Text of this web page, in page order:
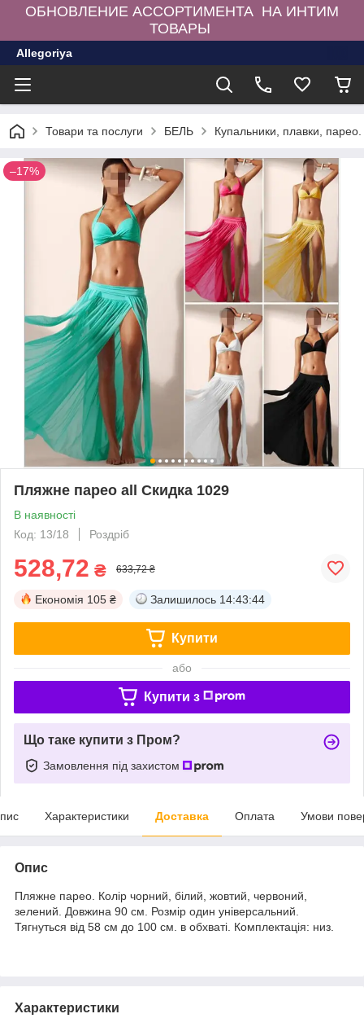
ОБНОВЛЕНИЕ АССОРТИМЕНТА НА ИНТИМ
ТОВАРЫ
Allegoriya
Товари та послуги БЕЛЬ Купальники, плавки, парео.
–17%
Пляжне парео all Скидка 1029
В наявності
Код: 13/18
Роздріб
528,72 ₴ 633,72 ₴
Економія 105 ₴ Залишилось 14:43:44
Купити
або
Купити з
Що таке купити з Пром?
Замовлення під захистом
Характеристики Доставка Оплата Умови
Опис
Пляжне парео. Колір чорний, білий, жовтий, червоний,
зелений. Довжина 90 см. Розмір один універсальний.
Тягнуться від 58 см до 100 см. в обхваті. Комплектація: низ.
Характеристики